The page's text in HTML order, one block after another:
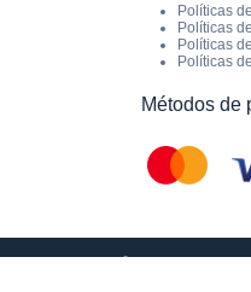
Políticas
Políticas
Políticas
Políticas
Métodos de